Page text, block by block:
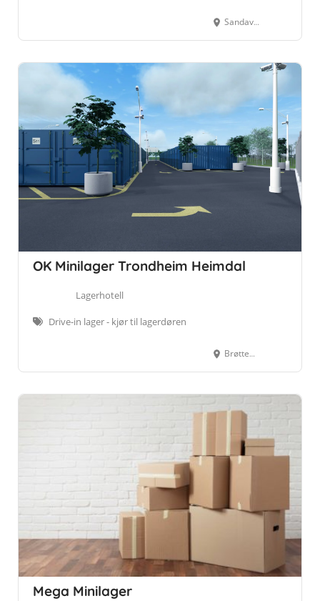
Sandavegen 5, 7350 Buvika
OK Minilager Trondheim Heimdal
Lagerhotell
Drive-in lager - kjør til lagerdøren
Brøttemsvegen 107, 7072 Heimdal
Mega Minilager